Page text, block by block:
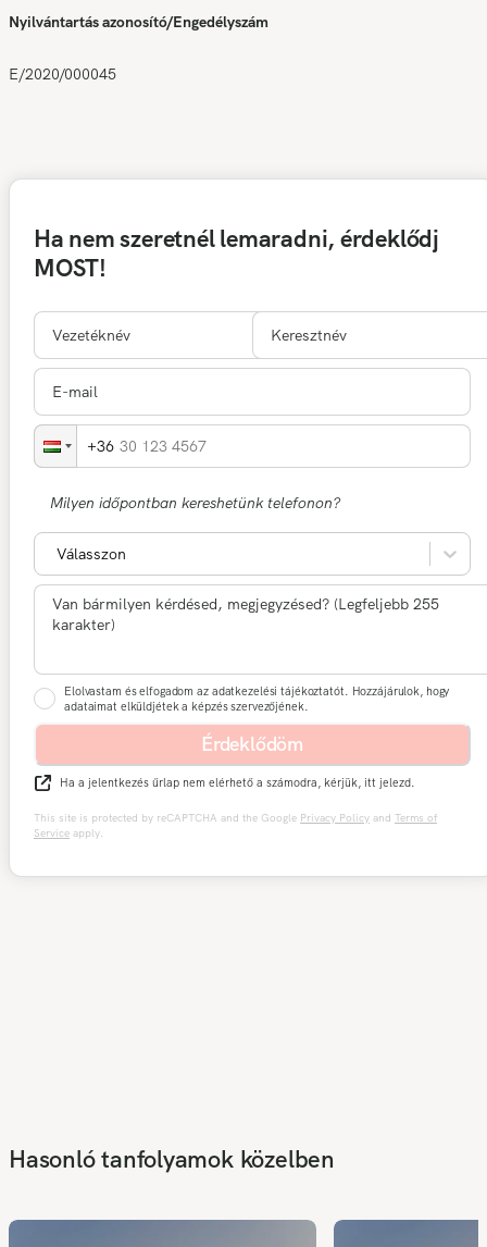
Nyilvántartás azonosító/Engedélyszám
E/2020/000045
Ha nem szeretnél lemaradni, érdeklődj
MOST!
30 123 4567
Milyen időpontban kereshetünk telefonon?
Válasszon
Elolvastam és elfogadom az adatkezelési tájékoztatót. Hozzájárulok, hogy
adataimat elküldjétek a képzés szervezőjének.
Érdeklődöm
Ha a jelentkezés űrlap nem elérhető a számodra, kérjük, itt jelezd.
This site is protected by reCAPTCHA and the Google Privacy Policy and Terms of
Service apply.
Hasonló tanfolyamok közelben